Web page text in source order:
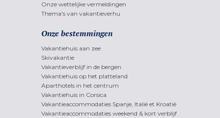
Onze wettelijke vermeldingen
Thema's van vakantieverhu
Onze bestemmingen
Vakantiehuis aan zee
Skivakantie
Vakantieverblijf in de bergen
Vakantiehuis op het platteland
Aparthotels in het centrum
Vakantiehuis in Corsica
Vakantieaccommodaties Spanje, Italië et Kroatië
Vakantieaccommodaties weekend & kort verblijf